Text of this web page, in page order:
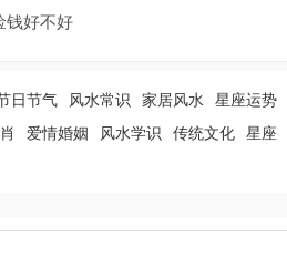
钱好不好
日节气 风水常识 家居风水 星座运势
爱情婚姻 风水学识 传统文化 星座